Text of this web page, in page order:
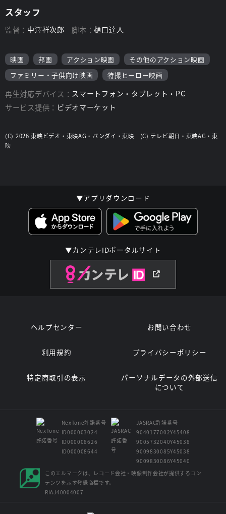
スタッフ
監督： 中澤祥次郎 脚本：樋口達人
映画 邦画 アクション映画
その他のアクション映画
ファミリー・子供向け映画
特撮ヒーロー映画
再生対応デバイス： スマートフォン・タブレット・PC
サービス提供： ビデオマーケット
(C) 2026 東映ビデオ・東映AG・バンダイ・東映 (C) テレビ朝日・東映AG・東
映
▼アプリダウンロード
▼カンテレIDポータルサイト
ヘルプセンター お問い合わせ
利用規約 プライバシーポリシー
特定商取引の表示
パーソナルデータの外部送信
について
NexTone許諾番号
ID000003024
ID000008626
ID000008644
JASRAC許諾番号
9040177002Y45408
9005732040Y45038
9009830085Y45038
9009830086Y45040
このエルマークは、レコード会社・映像制作会社が提供するコン
テンツを示す登録商標です。
RIAJ40004007